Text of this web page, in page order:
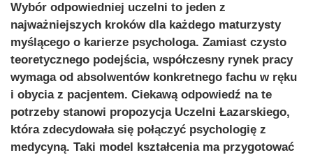
Wybór odpowiedniej uczelni to jeden z
najważniejszych kroków dla każdego maturzysty
myślącego o karierze psychologa. Zamiast czysto
teoretycznego podejścia, współczesny rynek pracy
wymaga od absolwentów konkretnego fachu w ręku
i obycia z pacjentem. Ciekawą odpowiedź na te
potrzeby stanowi propozycja Uczelni Łazarskiego,
która zdecydowała się połączyć psychologię z
medycyną. Taki model kształcenia ma przygotować